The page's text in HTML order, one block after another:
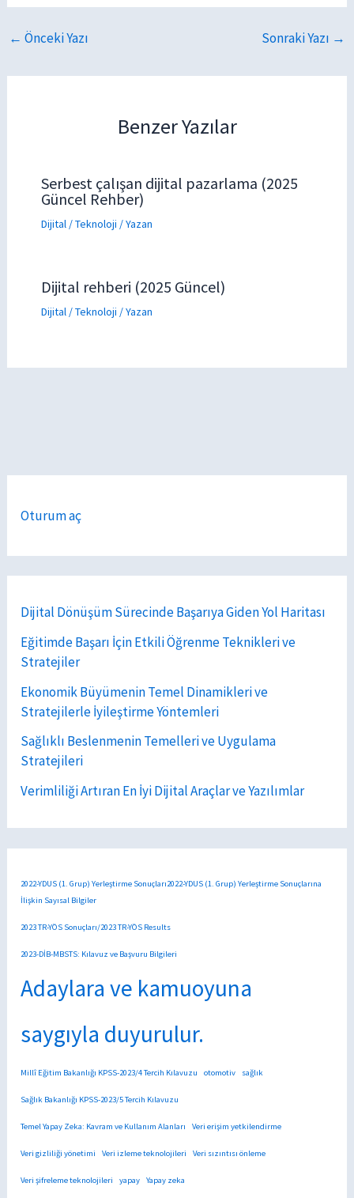
← Önceki Yazı Sonraki Yazı →
Benzer Yazılar
Serbest çalışan dijital pazarlama (2025
Güncel Rehber)
Dijital / Teknoloji / Yazan
Dijital rehberi (2025 Güncel)
Dijital / Teknoloji / Yazan
Oturum aç
Dijital Dönüşüm Sürecinde Başarıya Giden Yol Haritası
Eğitimde Başarı İçin Etkili Öğrenme Teknikleri ve
Stratejiler
Ekonomik Büyümenin Temel Dinamikleri ve
Stratejilerle İyileştirme Yöntemleri
Sağlıklı Beslenmenin Temelleri ve Uygulama
Stratejileri
Verimliliği Artıran En İyi Dijital Araçlar ve Yazılımlar
2022-YDUS (1. Grup) Yerleştirme Sonuçları2022-YDUS (1. Grup) Yerleştirme Sonuçlarına
İlişkin Sayısal Bilgiler
2023 TR-YÖS Sonuçları/2023 TR-YÖS Results
2023-DİB-MBSTS: Kılavuz ve Başvuru Bilgileri
Adaylara ve kamuoyuna
saygıyla duyurulur.
Millî Eğitim Bakanlığı KPSS-2023/4 Tercih Kılavuzu otomotiv sağlık
Sağlık Bakanlığı KPSS-2023/5 Tercih Kılavuzu
Temel Yapay Zeka: Kavram ve Kullanım Alanları Veri erişim yetkilendirme
Veri gizliliği yönetimi Veri izleme teknolojileri Veri sızıntısı önleme
Veri şifreleme teknolojileri yapay Yapay zeka